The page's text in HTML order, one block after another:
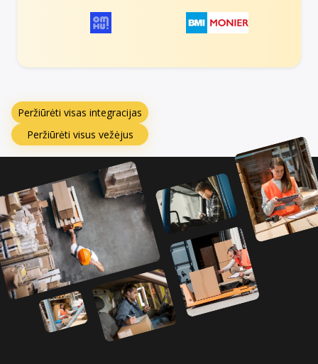
Peržiūrėti visas integracijas
Peržiūrėti visus vežėjus